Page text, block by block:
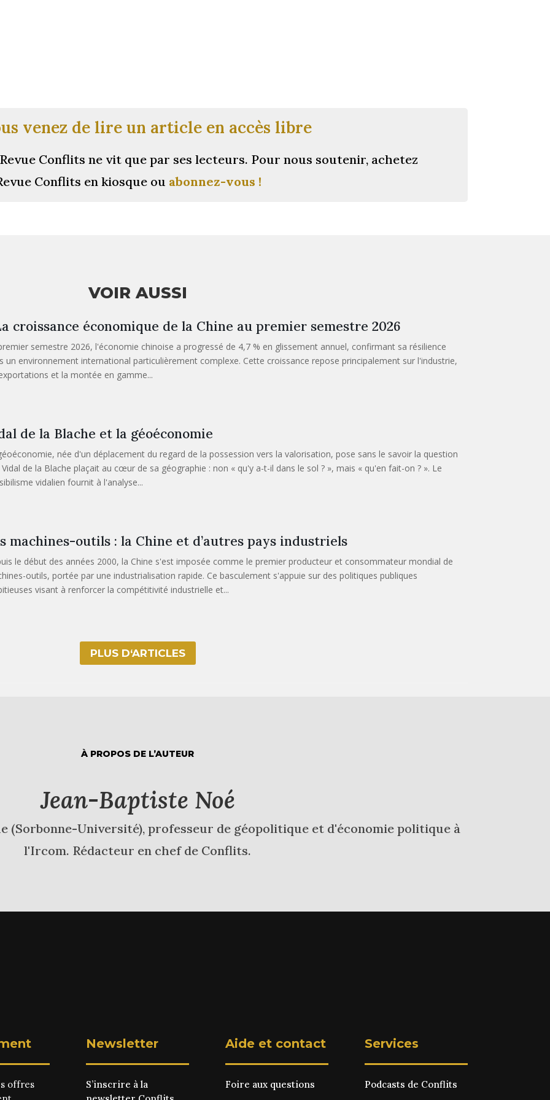
venez de lire un article en accès libre
Conflits ne vit que par ses lecteurs. Pour nous soutenir, achetez
Conflits en kiosque ou abonnez-vous !
VOIR AUSSI
croissance économique de la Chine au premier semestre 2026
semestre 2026, l'économie chinoise a progressé de 4,7 % en glissement annuel, confirmant sa résilience
un environnement international particulièrement complexe. Cette croissance repose principalement sur l'industrie,
et la montée en gamme...
de la Blache et la géoéconomie
née d'un déplacement du regard de la possession vers la valorisation, pose sans le savoir la question
de la Blache plaçait au cœur de sa géographie : non « qu'y a-t-il dans le sol ? », mais « qu'en fait-on ? ». Le
vidalien fournit à l'analyse...
machines-outils : la Chine et d’autres pays industriels
le début des années 2000, la Chine s'est imposée comme le premier producteur et consommateur mondial de
outils, portée par une industrialisation rapide. Ce basculement s'appuie sur des politiques publiques
visant à renforcer la compétitivité industrielle et...
PLUS D‘ARTICLES
À PROPOS DE L’AUTEUR
Jean-Baptiste Noé
(Sorbonne-Université), professeur de géopolitique et d'économie politique à
l'Ircom. Rédacteur en chef de Conflits.
offres
Newsletter
S’inscrire à la
Aide et contact
Foire aux questions
Services
Podcasts de Conflits